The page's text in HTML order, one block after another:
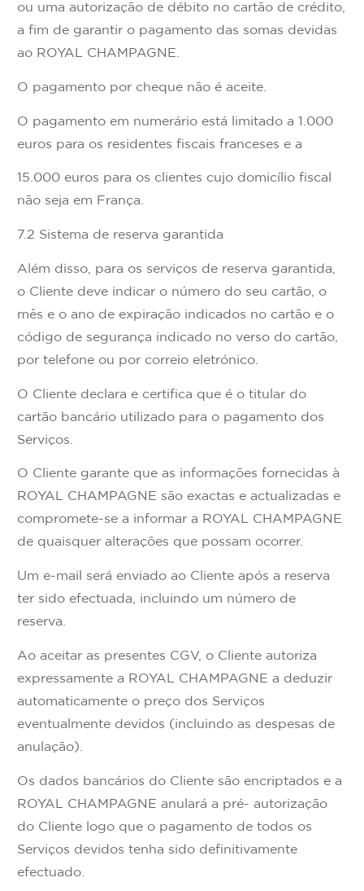
ou uma autorização de débito no cartão de crédito,
a fim de garantir o pagamento das somas devidas
ao ROYAL CHAMPAGNE.
O pagamento por cheque não é aceite.
O pagamento em numerário está limitado a 1.000
euros para os residentes fiscais franceses e a
15.000 euros para os clientes cujo domicílio fiscal
não seja em França.
7.2 Sistema de reserva garantida
Além disso, para os serviços de reserva garantida,
o Cliente deve indicar o número do seu cartão, o
mês e o ano de expiração indicados no cartão e o
código de segurança indicado no verso do cartão,
por telefone ou por correio eletrónico.
O Cliente declara e certifica que é o titular do
cartão bancário utilizado para o pagamento dos
Serviços.
O Cliente garante que as informações fornecidas à
ROYAL CHAMPAGNE são exactas e actualizadas e
compromete-se a informar a ROYAL CHAMPAGNE
de quaisquer alterações que possam ocorrer.
Um e-mail será enviado ao Cliente após a reserva
ter sido efectuada, incluindo um número de
reserva.
Ao aceitar as presentes CGV, o Cliente autoriza
expressamente a ROYAL CHAMPAGNE a deduzir
automaticamente o preço dos Serviços
eventualmente devidos (incluindo as despesas de
anulação).
Os dados bancários do Cliente são encriptados e a
ROYAL CHAMPAGNE anulará a pré- autorização
do Cliente logo que o pagamento de todos os
Serviços devidos tenha sido definitivamente
efectuado.